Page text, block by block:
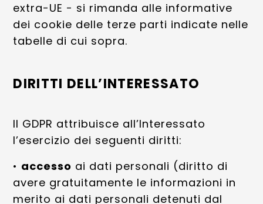
extra-UE - si rimanda alle informative
dei cookie delle terze parti indicate nelle
tabelle di cui sopra.
DIRITTI DELL’INTERESSATO
Il GDPR attribuisce all’Interessato
l’esercizio dei seguenti diritti:
• accesso ai dati personali (diritto di
avere gratuitamente le informazioni in
merito ai dati personali detenuti dal